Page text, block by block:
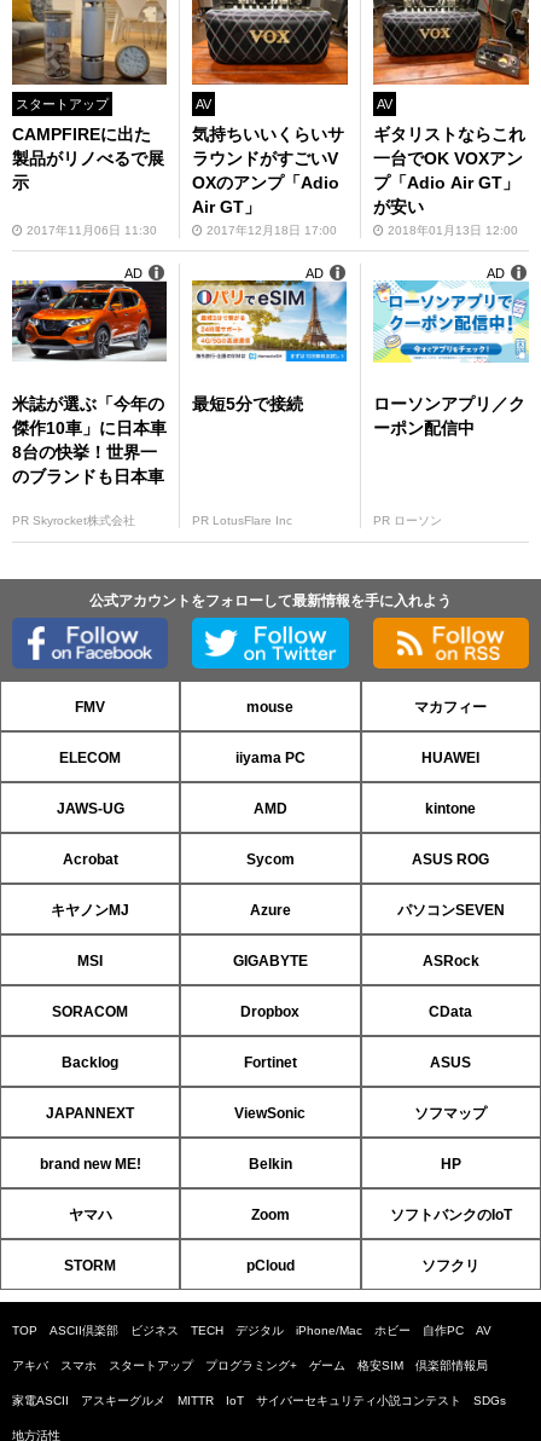
スタートアップ
CAMPFIREに出た
製品がリノべるで展
示
2017年11月06日 11:30
AV
気持ちいいくらいサ
ラウンドがすごいV
OXのアンプ「Adio
Air GT」
2017年12月18日 17:00
AV
ギタリストならこれ
一台でOK VOXアン
プ「Adio Air GT」
が安い
2018年01月13日 12:00
米誌が選ぶ「今年の
傑作10車」に日本車
8台の快挙！世界一
のブランドも日本車
PR Skyrocket株式会社
AD
最短5分で接続
PR LotusFlare Inc
AD
ローソンアプリ／ク
ーポン配信中
PR ローソン
AD
公式アカウントをフォローして最新情報を手に入れよう
FMV mouse マカフィー
ELECOM iiyama PC HUAWEI
JAWS-UG AMD kintone
Acrobat Sycom ASUS ROG
キヤノンMJ Azure パソコンSEVEN
MSI GIGABYTE ASRock
SORACOM Dropbox CData
Backlog Fortinet ASUS
JAPANNEXT ViewSonic ソフマップ
brand new ME! Belkin HP
ヤマハ Zoom ソフトバンクのIoT
STORM pCloud ソフクリ
TOP ASCII倶楽部 ビジネス TECH デジタル iPhone/Mac ホビー 自作PC AV
アキバ スマホ スタートアップ プログラミング+ ゲーム 格安SIM 倶楽部情報局
家電ASCII アスキーグルメ MITTR IoT サイバーセキュリティ小説コンテスト SDGs
地方活性